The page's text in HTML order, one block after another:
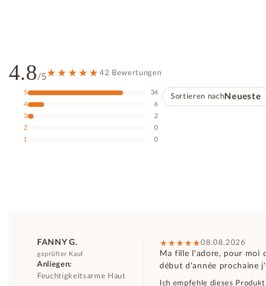
4.8/5 42 Bewertungen
5
34
4
6
3
2
2
0
1
0
Sortieren nach Neueste
FANNY G.
geprüfter Kauf
Anliegen:
Feuchtigkeitsarme Haut
08.08.2026
Ma fille l'adore, pour moi
début d'année prochaine
Ich empfehle dieses Produkt